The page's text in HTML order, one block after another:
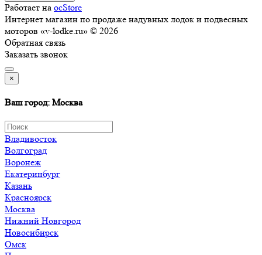
Работает на ocStore
Интернет магазин по продаже надувных лодок и подвесных
моторов «v-lodke.ru» © 2026
Обратная связь
Заказать звонок
×
Ваш город: Москва
Владивосток
Волгоград
Воронеж
Екатеринбург
Казань
Красноярск
Москва
Нижний Новгород
Новосибирск
Омск